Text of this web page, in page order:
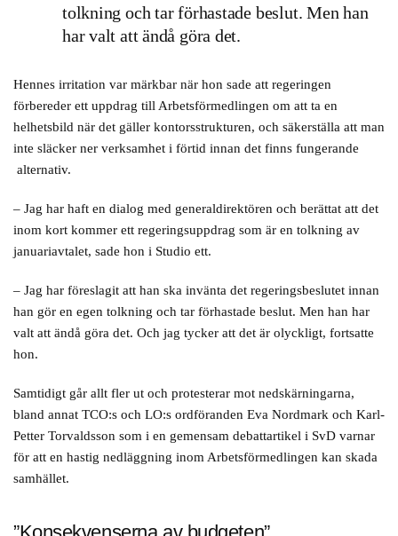
tolkning och tar förhastade beslut. Men han
har valt att ändå göra det.
Hennes irritation var märkbar när hon sade att regeringen
förbereder ett uppdrag till Arbetsförmedlingen om att ta en
helhetsbild när det gäller kontorsstrukturen, och säkerställa att man
inte släcker ner verksamhet i förtid innan det finns fungerande
alternativ.
– Jag har haft en dialog med generaldirektören och berättat att det
inom kort kommer ett regeringsuppdrag som är en tolkning av
januariavtalet, sade hon i Studio ett.
– Jag har föreslagit att han ska invänta det regeringsbeslutet innan
han gör en egen tolkning och tar förhastade beslut. Men han har
valt att ändå göra det. Och jag tycker att det är olyckligt, fortsatte
hon.
Samtidigt går allt fler ut och protesterar mot nedskärningarna,
bland annat TCO:s och LO:s ordföranden Eva Nordmark och Karl-
Petter Torvaldsson som i en gemensam debattartikel i SvD varnar
för att en hastig nedläggning inom Arbetsförmedlingen kan skada
samhället.